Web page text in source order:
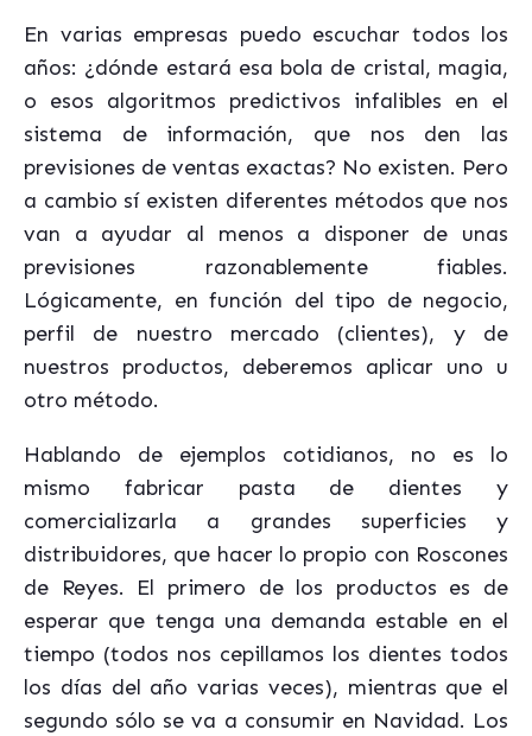
En varias empresas puedo escuchar todos los
años: ¿dónde estará esa bola de cristal, magia,
o esos algoritmos predictivos infalibles en el
sistema de información, que nos den las
previsiones de ventas exactas? No existen. Pero
a cambio sí existen diferentes métodos que nos
van a ayudar al menos a disponer de unas
previsiones razonablemente fiables.
Lógicamente, en función del tipo de negocio,
perfil de nuestro mercado (clientes), y de
nuestros productos, deberemos aplicar uno u
otro método.
Hablando de ejemplos cotidianos, no es lo
mismo fabricar pasta de dientes y
comercializarla a grandes superficies y
distribuidores, que hacer lo propio con Roscones
de Reyes. El primero de los productos es de
esperar que tenga una demanda estable en el
tiempo (todos nos cepillamos los dientes todos
los días del año varias veces), mientras que el
segundo sólo se va a consumir en Navidad. Los